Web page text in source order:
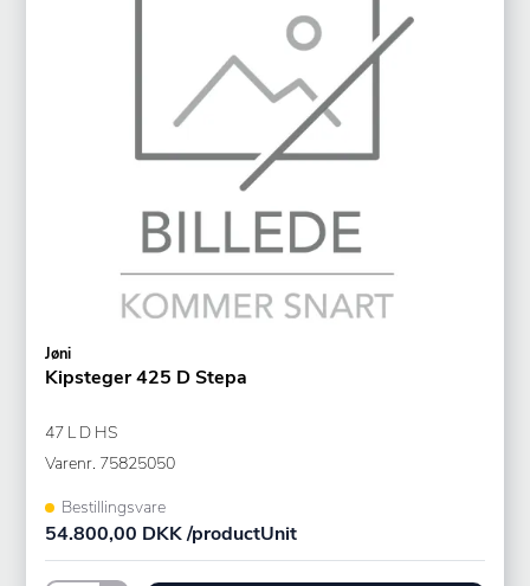
Jøni
Kipsteger 425 D Stepa
47 L D HS
Varenr. 75825050
Bestillingsvare
54.800,00 DKK /productUnit